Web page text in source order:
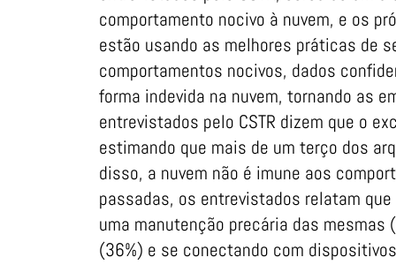
comportamento nocivo à nuvem, e os
estão usando as melhores práticas de
comportamentos nocivos, dados
forma indevida na nuvem, tornando as
entrevistados pelo CSTR dizem que o
estimando que mais de um terço dos
disso, a nuvem não é imune aos
passadas, os entrevistados relatam
uma manutenção precária das
(36%) e se conectando com